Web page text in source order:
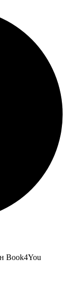
Book4You